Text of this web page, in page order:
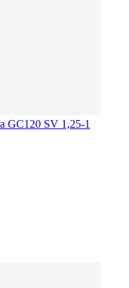
GC120 SV 1,25-1